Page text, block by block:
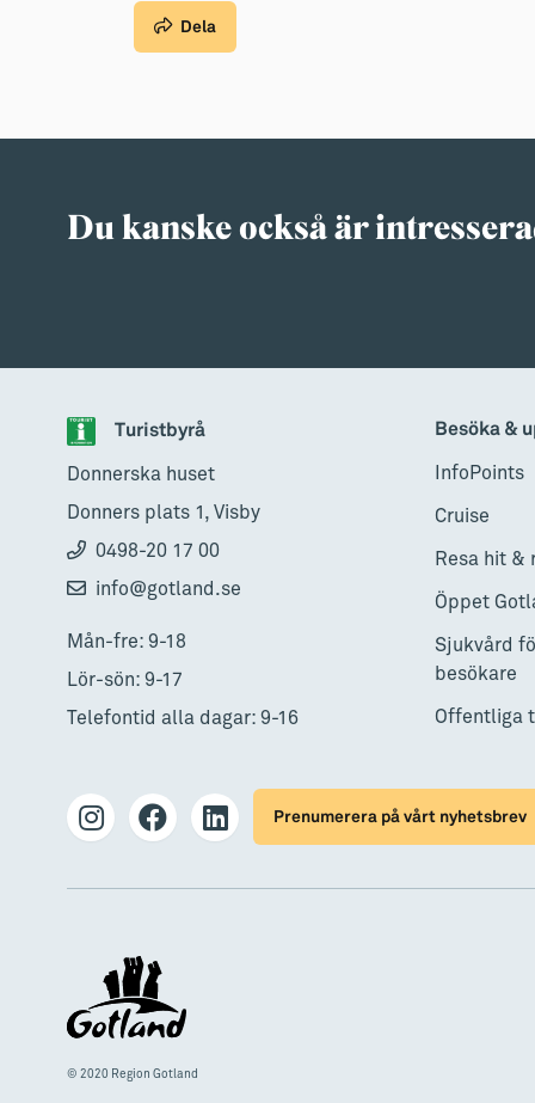
Dela
Du kanske också är
Turistbyrå
Donnerska huset
Donners plats 1, Visby
0498-20 17 00
info@gotland.se
Mån-fre: 9-18
Lör-sön: 9-17
Telefontid alla dagar: 9-16
Besöka &
InfoPoints
Cruise
Resa hit &
Öppet
Sjukvård
besökare
Offentliga
Prenumerera på vårt nyhetsbrev
© 2020 Region Gotland